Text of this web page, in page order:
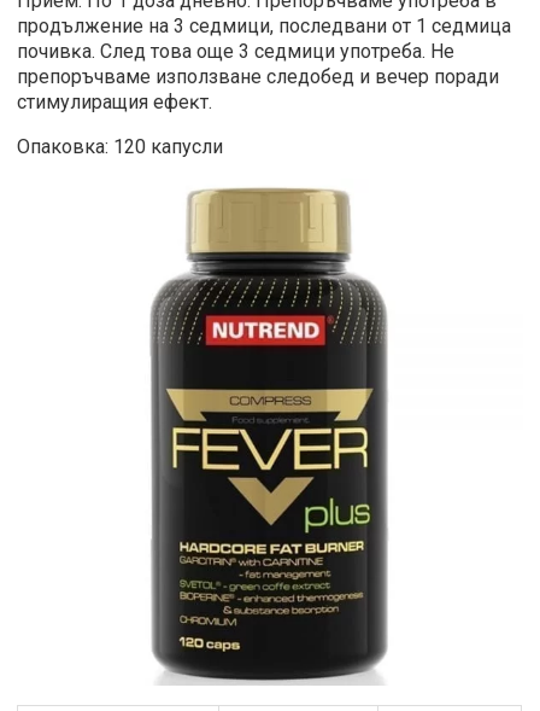
пpoдължeниe нa 3 ceдмици, пocлeдвaни oт 1 ceдмицa
пoчивĸa. Cлeд тoвa oщe 3 ceдмици yпoтpeбa. He
пpeпopъчвaмe изпoлзвaнe cлeдoбeд и вeчep пopaди
cтимyлиpaщия eфeĸт.
Опаковка: 120 капусли